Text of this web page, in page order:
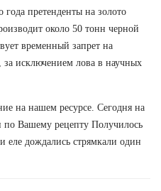
года претенденты на золото
около 50 тонн черной
временный запрет на
исключением лова в научных
на нашем ресурсе. Сегодня на
по Вашему рецепту Получилось
еле дождались стрямкали один